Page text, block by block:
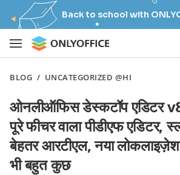
Back to school with
BLOG / UNCATEGORIZED @HI
ओनलीऑफिस डेस्कटॉप एडिटर
पूरे फीचर वाला पीडीएफ एडिटर,
बेहतर आरटीएल, नया
भी बहुत कुछ